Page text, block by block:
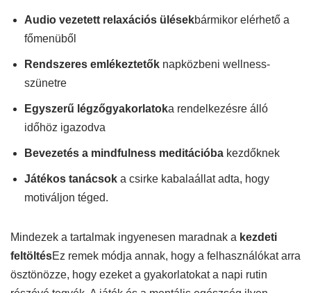
Audio vezetett relaxációs ülésekbármikor elérhető a
főmenüből
Rendszeres emlékeztetők napközbeni wellness-
szünetre
Egyszerű légzőgyakorlatoka rendelkezésre álló
időhöz igazodva
Bevezetés a mindfulness meditációba kezdőknek
Játékos tanácsok a csirke kabalaállat adta, hogy
motiváljon téged.
Mindezek a tartalmak ingyenesen maradnak a kezdeti
feltöltésEz remek módja annak, hogy a felhasználókat arra
ösztönözze, hogy ezeket a gyakorlatokat a napi rutin